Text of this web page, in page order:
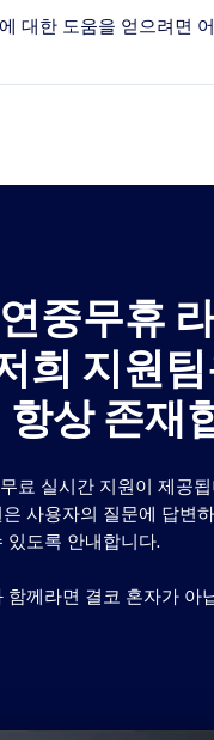
대한 도움을 얻으려면
중무휴
희 지원
항상 존재
료 실시간 지원이 제공됩
사용자의 질문에 답변
있도록 안내합니다.
함께라면 결코 혼자가 아